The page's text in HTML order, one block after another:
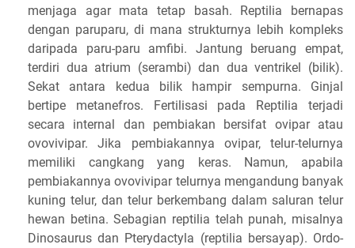
menjaga agar mata tetap basah. Reptilia bernapas
dengan paruparu, di mana strukturnya lebih kompleks
daripada paru-paru amfibi. Jantung beruang empat,
terdiri dua atrium (serambi) dan dua ventrikel (bilik).
Sekat antara kedua bilik hampir sempurna. Ginjal
bertipe metanefros. Fertilisasi pada Reptilia terjadi
secara internal dan pembiakan bersifat ovipar atau
ovovivipar. Jika pembiakannya ovipar, telur-telurnya
memiliki cangkang yang keras. Namun, apabila
pembiakannya ovovivipar telurnya mengandung banyak
kuning telur, dan telur berkembang dalam saluran telur
hewan betina. Sebagian reptilia telah punah, misalnya
Dinosaurus dan Pterydactyla (reptilia bersayap). Ordo-